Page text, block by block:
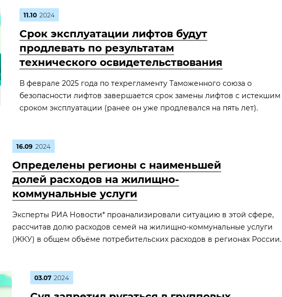
11.10 2024
Срок эксплуатации лифтов будут
продлевать по результатам
технического освидетельствования
В феврале 2025 года по техрегламенту Таможенного союза о
безопасности лифтов завершается срок замены лифтов с истекшим
сроком эксплуатации (ранее он уже продлевался на пять лет).
16.09 2024
Определены регионы с наименьшей
долей расходов на жилищно-
коммунальные услуги
Эксперты РИА Новости* проанализировали ситуацию в этой сфере,
рассчитав долю расходов семей на жилищно-коммунальные услуги
(ЖКУ) в общем объёме потребительских расходов в регионах России.
03.07 2024